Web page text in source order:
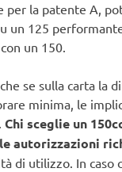
per la patente A,
un 125
un 150.
se sulla carta la
minima, le
Chi sceglie un
autorizzazioni
di utilizzo. In caso